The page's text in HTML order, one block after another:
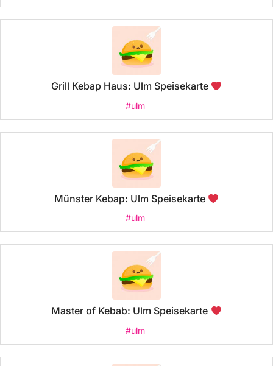
Grill Kebap Haus: Ulm Speisekarte
#ulm
Münster Kebap: Ulm Speisekarte
#ulm
Master of Kebab: Ulm Speisekarte
#ulm